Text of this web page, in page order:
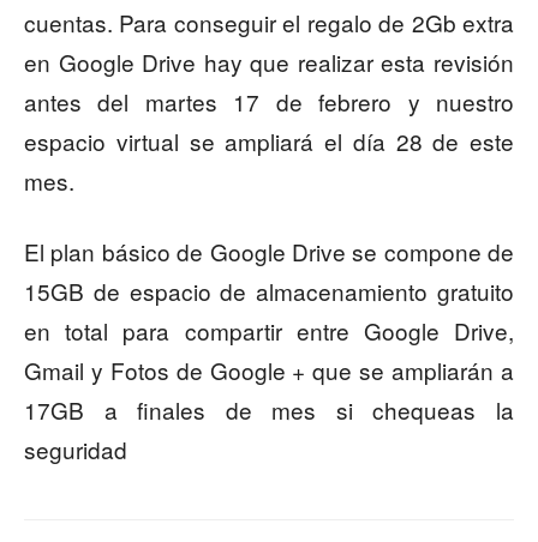
cuentas. Para conseguir el regalo de 2Gb extra
en Google Drive hay que realizar esta revisión
antes del martes 17 de febrero y nuestro
espacio virtual se ampliará el día 28 de este
mes.
El plan básico de Google Drive se compone de
15GB de espacio de almacenamiento gratuito
en total para compartir entre Google Drive,
Gmail y Fotos de Google + que se ampliarán a
17GB a finales de mes si chequeas la
seguridad